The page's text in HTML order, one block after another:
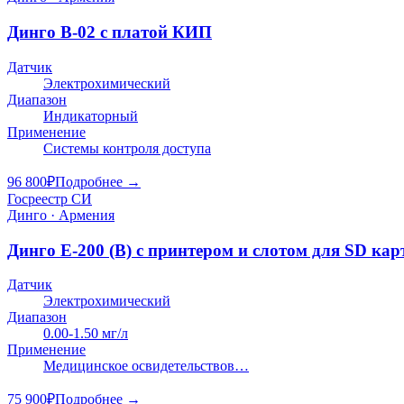
Динго В-02 с платой КИП
Датчик
Электрохимический
Диапазон
Индикаторный
Применение
Системы контроля доступа
96 800₽Подробнее →
Госреестр СИ
Динго · Армения
Динго E-200 (В) с принтером и слотом для SD
Датчик
Электрохимический
Диапазон
0.00-1.50 мг/л
Применение
Медицинское освидетельствов…
75 900₽Подробнее →